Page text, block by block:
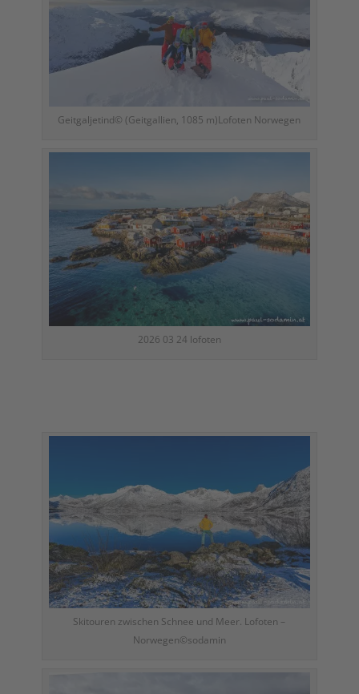
Geitgaljetind© (Geitgallien, 1085 m)Lofoten Norwegen
2026 03 24 lofoten
Skitouren zwischen Schnee und Meer. Lofoten –
Norwegen©sodamin